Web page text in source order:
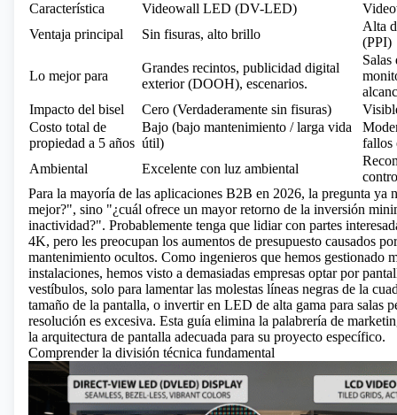
Característica
Videowall LED (DV-LED)
Ventaja principal
Sin fisuras, alto brillo
Alta
(PPI)
Lo mejor para
Grandes recintos, publicidad digital
exterior (DOOH), escenarios.
Salas
Impacto del bisel
Cero (Verdaderamente sin fisuras)
Costo total de
propiedad a 5 años
Bajo (bajo mantenimiento / larga vida
útil)
fallos
Ambiental
Excelente con luz ambiental
Para la mayoría de las aplicaciones B2B en 2026, la pregunta ya
mejor?", sino "¿cuál ofrece un mayor retorno de la inversión
inactividad?". Probablemente tenga que lidiar con partes
4K, pero les preocupan los aumentos de presupuesto causados
mantenimiento ocultos. Como ingenieros que hemos gestionado
instalaciones, hemos visto a demasiadas empresas optar por
vestíbulos, solo para lamentar las molestas líneas negras de la
tamaño de la pantalla, o invertir en LED de alta gama para salas
resolución es excesiva. Esta guía elimina la palabrería de
la arquitectura de pantalla adecuada para su proyecto específico.
Comprender la división técnica fundamental